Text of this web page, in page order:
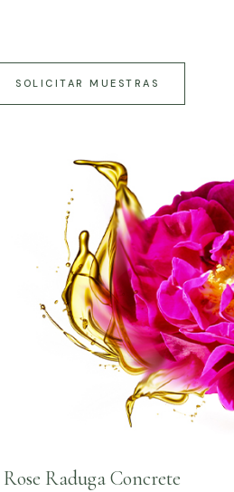
SOLICITAR MUESTRAS
Rose Raduga Concrete